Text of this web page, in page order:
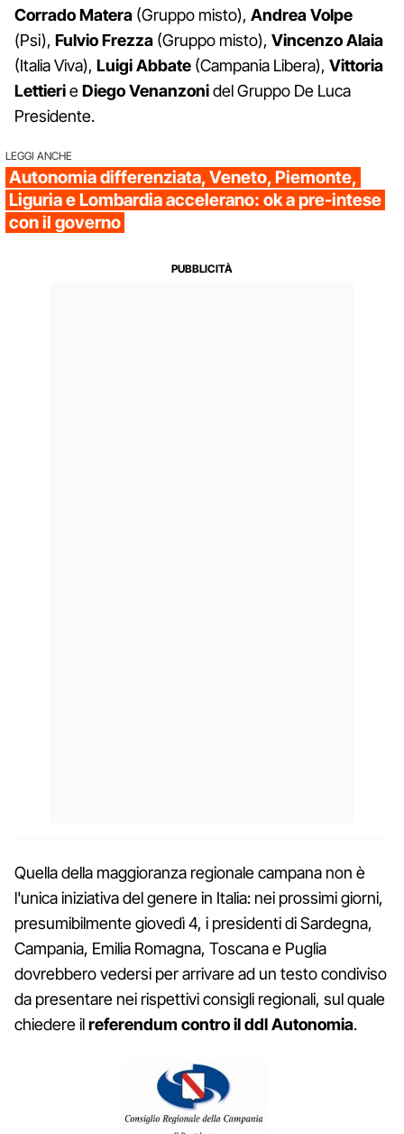
Corrado Matera (Gruppo misto), Andrea Volpe
(Psi), Fulvio Frezza (Gruppo misto), Vincenzo Alaia
(Italia Viva), Luigi Abbate (Campania Libera), Vittoria
LettierieDiego Venanzonidel Gruppo De Luca
Presidente.
LEGGI ANCHE
Autonomia differenziata, Veneto, Piemonte,
Liguria e Lombardia accelerano: ok a pre-intese
con il governo
Quella della maggioranza regionale campana non è
l'unica iniziativa del genere in Italia: nei prossimi giorni,
presumibilmente giovedì 4, i presidenti di Sardegna,
Campania, Emilia Romagna, Toscana e Puglia
dovrebbero vedersi per arrivare ad un testo condiviso
da presentare nei rispettivi consigli regionali, sul quale
chiedere ilreferendum contro il ddl Autonomia.